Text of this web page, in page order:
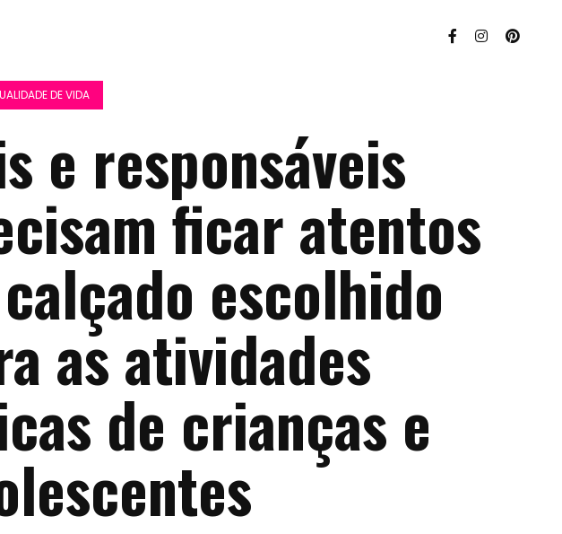
DE VIDA
e responsáveis
ficar atentos
escolhido
as atividades
de crianças e